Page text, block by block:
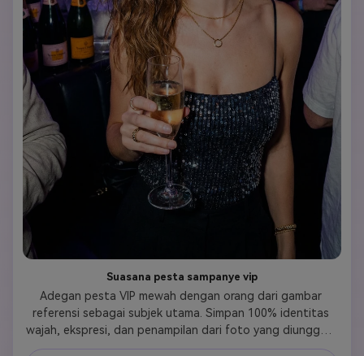
Suasana pesta sampanye vip
Adegan pesta VIP mewah dengan orang dari gambar
referensi sebagai subjek utama. Simpan 100% identitas
wajah, ekspresi, dan penampilan dari foto yang diunggah.
Adegan tersebut berlangsung di ruang tunggu klub